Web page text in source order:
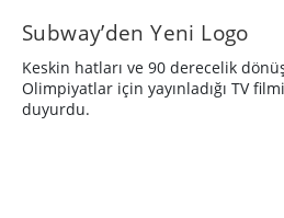
Subway’den Yeni Logo
Keskin hatları ve 90 derecelik
Olimpiyatlar için yayınladığı TV
duyurdu.